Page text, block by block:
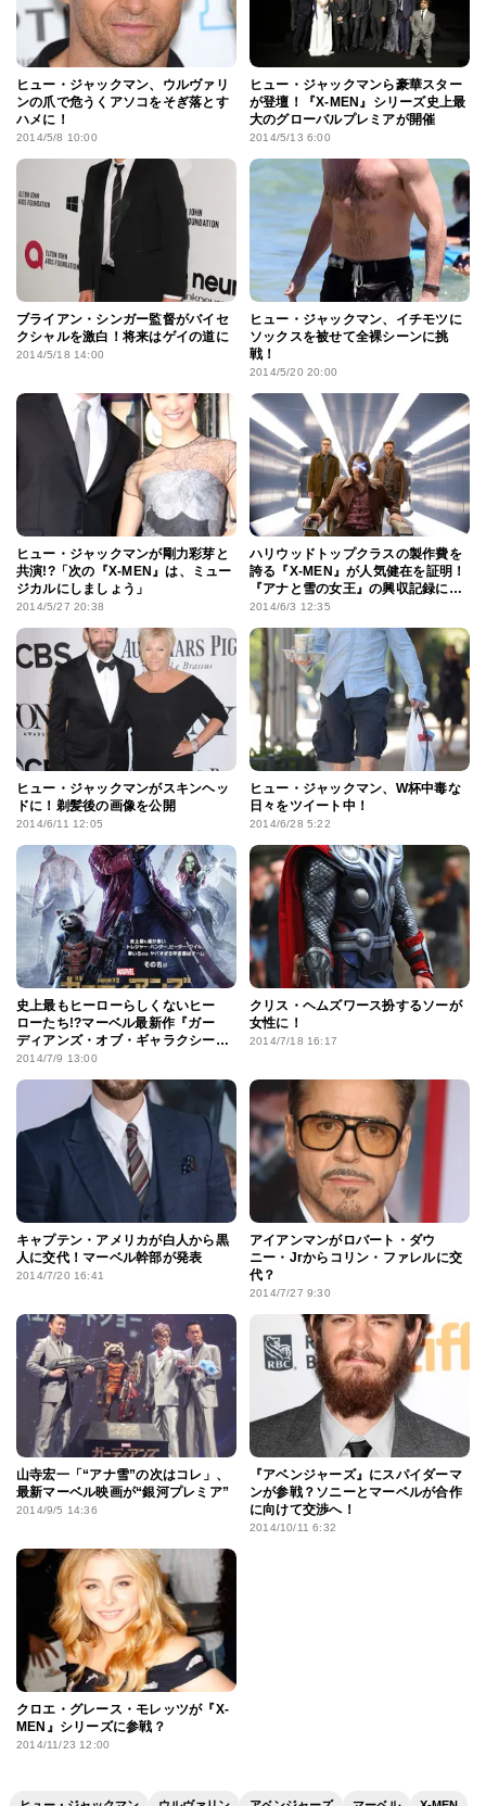
ヒュー・ジャックマン、ウルヴァリ
ンの爪で危うくアソコをそぎ落とす
ハメに！
2014/5/8 10:00
ヒュー・ジャックマンら豪華スター
が登壇！『X-MEN』シリーズ史上最
大のグローバルプレミアが開催
2014/5/13 6:00
ブライアン・シンガー監督がバイセ
クシャルを激白！将来はゲイの道に
2014/5/18 14:00
ヒュー・ジャックマン、イチモツに
ソックスを被せて全裸シーンに挑
戦！
2014/5/20 20:00
ヒュー・ジャックマンが剛力彩芽と
共演!?「次の『X-MEN』は、ミュー
ジカルにしましょう」
2014/5/27 20:38
ハリウッドトップクラスの製作費を
誇る『X-MEN』が人気健在を証明！
『アナと雪の女王』の興収記録にも
期待
2014/6/3 12:35
ヒュー・ジャックマンがスキンヘッ
ドに！剃髪後の画像を公開
2014/6/11 12:05
ヒュー・ジャックマン、W杯中毒な
日々をツイート中！
2014/6/28 5:22
史上最もヒーローらしくないヒー
ローたち!?マーベル最新作『ガー
ディアンズ・オブ・ギャラクシー』
予告＆ポスター画像が解禁！
2014/7/9 13:00
クリス・ヘムズワース扮するソーが
女性に！
2014/7/18 16:17
キャプテン・アメリカが白人から黒
人に交代！マーベル幹部が発表
2014/7/20 16:41
アイアンマンがロバート・ダウ
ニー・Jrからコリン・ファレルに交
代？
2014/7/27 9:30
山寺宏一「“アナ雪”の次はコレ」、
最新マーベル映画が“銀河プレミア”
2014/9/5 14:36
『アベンジャーズ』にスパイダーマ
ンが参戦？ソニーとマーベルが合作
に向けて交渉へ！
2014/10/11 6:32
クロエ・グレース・モレッツが『X-
MEN』シリーズに参戦？
2014/11/23 12:00